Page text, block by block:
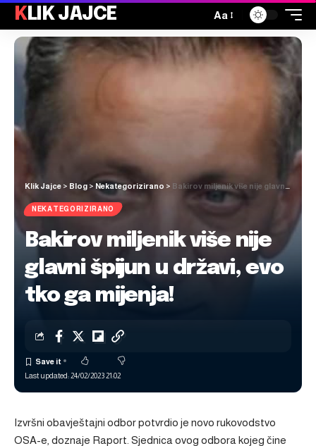
KLIK JAJCE Aa
Klik Jajce > Blog > Nekategorizirano > Bakirov miljenik više nije glavni špijun u državi, evo tko ga mijenja!
NEKATEGORIZIRANO
Bakirov miljenik više nije
glavni špijun u državi, evo
tko ga mijenja!
Last updated: 24/02/2023 21:02
Izvršni obavještajni odbor potvrdio je novo rukovodstvo
OSA-e, doznaje Raport. Sjednica ovog odbora kojeg čine